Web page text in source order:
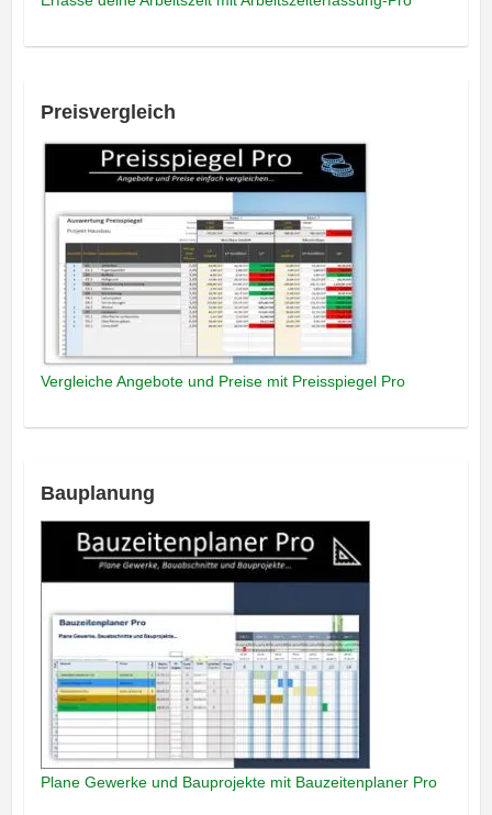
Preisvergleich
Vergleiche Angebote und Preise mit Preisspiegel Pro
Bauplanung
Plane Gewerke und Bauprojekte mit Bauzeitenplaner Pro